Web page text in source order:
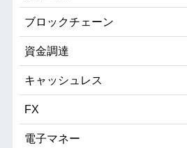
ブロックチェーン
資金調達
キャッシュレス
FX
電子マネー